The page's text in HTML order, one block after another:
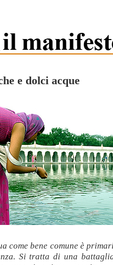
e dolci acque
come bene comune è
Si tratta di una